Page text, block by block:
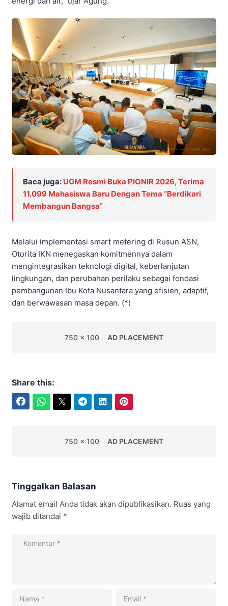
Baca juga: UGM Resmi Buka PIONIR 2026, Terima
11.099 Mahasiswa Baru Dengan Tema “Berdikari
Membangun Bangsa”
Melalui implementasi smart metering di Rusun ASN,
Otorita IKN menegaskan komitmennya dalam
mengintegrasikan teknologi digital, keberlanjutan
lingkungan, dan perubahan perilaku sebagai fondasi
pembangunan Ibu Kota Nusantara yang efisien, adaptif,
dan berwawasan masa depan. (*)
750 x 100 AD PLACEMENT
Share this:
750 x 100 AD PLACEMENT
Tinggalkan Balasan
Alamat email Anda tidak akan dipublikasikan. Ruas yang
wajib ditandai *